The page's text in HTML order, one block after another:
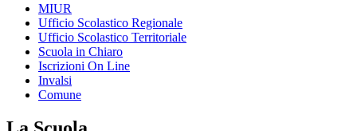
MIUR
Ufficio Scolastico Regionale
Ufficio Scolastico Territoriale
Scuola in Chiaro
Iscrizioni On Line
Invalsi
Comune